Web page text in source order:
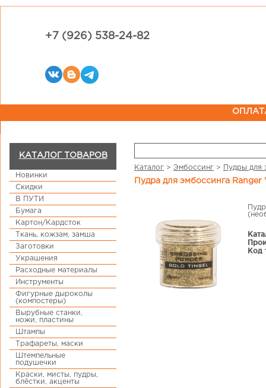
+7 (926) 538-24-82
КАТАЛОГ ТОВАРОВ
Новинки
Скидки
В ПУТИ
Бумага
Картон/Кардсток
Ткань, кожзам, замша
Заготовки
Украшения
Расходные материалы
Инструменты
Фигурные дыроколы
(компостеры)
Вырубные станки,
ножи, пластины
Штампы
Трафареты, маски
Штемпельные
подушечки
Краски, мисты, пудры,
блёстки, акценты
Каталог > Эмбоссинг > Пудры для
Пудра для эмбоссинга
Код